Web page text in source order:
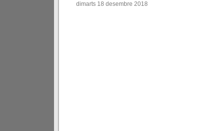
dimarts 18 desembre 2018